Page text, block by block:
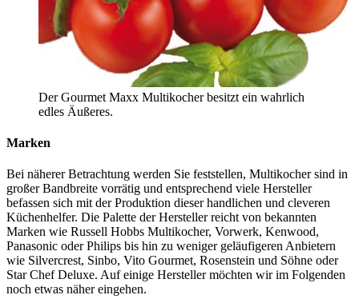
Der Gourmet Maxx Multikocher besitzt ein wahrlich
edles Äußeres.
Marken
Bei näherer Betrachtung werden Sie feststellen, Multikocher sind in
großer Bandbreite vorrätig und entsprechend viele Hersteller
befassen sich mit der Produktion dieser handlichen und cleveren
Küchenhelfer. Die Palette der Hersteller reicht von bekannten
Marken wie Russell Hobbs Multikocher, Vorwerk, Kenwood,
Panasonic oder Philips bis hin zu weniger geläufigeren Anbietern
wie Silvercrest, Sinbo, Vito Gourmet, Rosenstein und Söhne oder
Star Chef Deluxe. Auf einige Hersteller möchten wir im Folgenden
noch etwas näher eingehen.